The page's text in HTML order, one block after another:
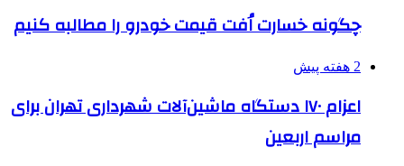
چگونه خسارت اُفت قیمت خودرو را مطالبه کنیم
2 هفته پیش
اعزام ۱۷۰ دستگاه ماشین‌آلات شهرداری تهران برای
مراسم اربعین